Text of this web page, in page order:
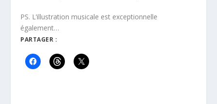
PS. L’illustration musicale est exceptionnelle
également…
PARTAGER :